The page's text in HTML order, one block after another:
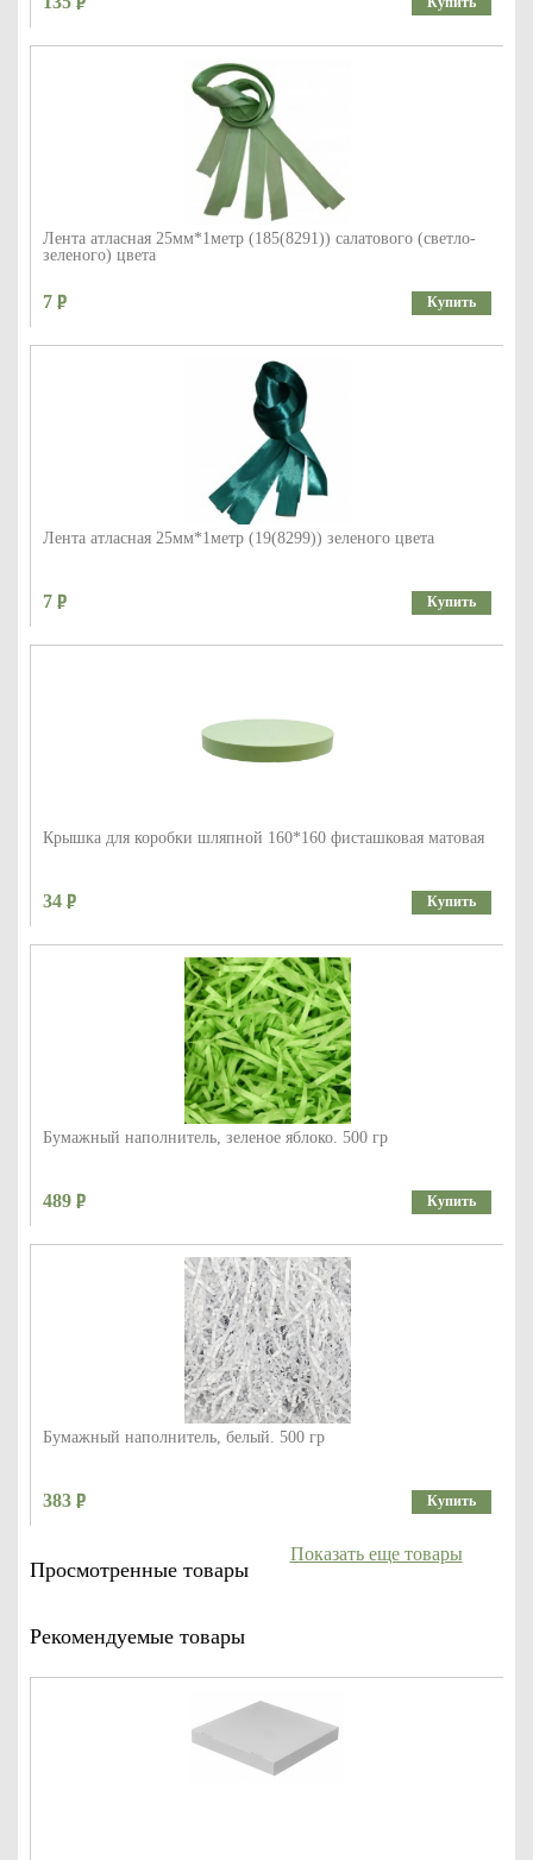
Лента атласная 25мм*1метр (185(8291)) салатового (светло-
зеленого) цвета
7 Купить
Лента атласная 25мм*1метр (19(8299)) зеленого цвета
7 Купить
Крышка для коробки шляпной 160*160 фисташковая матовая
34 Купить
Бумажный наполнитель, зеленое яблоко. 500 гр
489 Купить
Бумажный наполнитель, белый. 500 гр
383 Купить
Просмотренные товары
Рекомендуемые товары
Показать еще товары